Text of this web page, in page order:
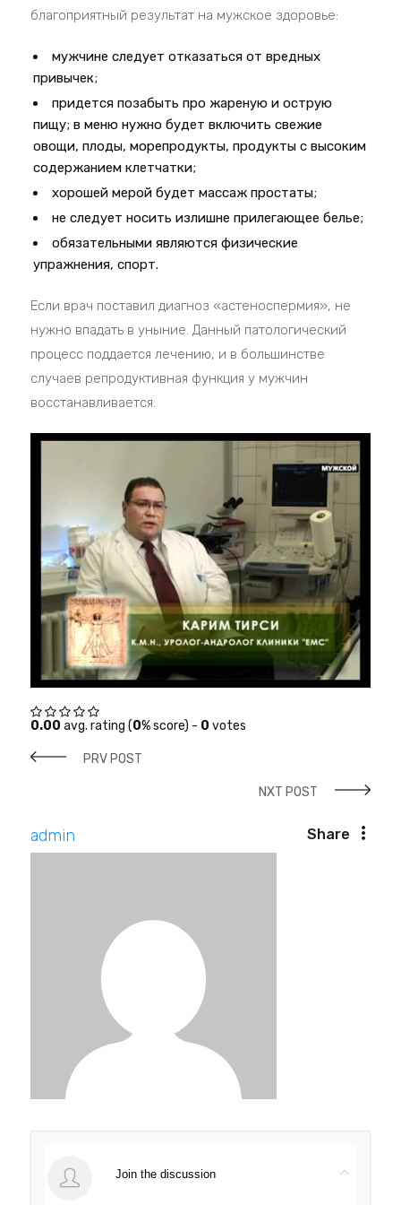
благоприятный результат на мужское здоровье:
мужчине следует отказаться от вредных
привычек;
придется позабыть про жареную и острую
пищу; в меню нужно будет включить свежие
овощи, плоды, морепродукты, продукты с высоким
содержанием клетчатки;
хорошей мерой будет массаж простаты;
не следует носить излишне прилегающее белье;
обязательными являются физические
упражнения, спорт.
Если врач поставил диагноз «астеноспермия», не
нужно впадать в уныние. Данный патологический
процесс поддается лечению, и в большинстве
случаев репродуктивная функция у мужчин
восстанавливается.
0.00 avg. rating (0% score) - 0 votes
PRV POST
NXT POST
Share
admin
Join the discussion